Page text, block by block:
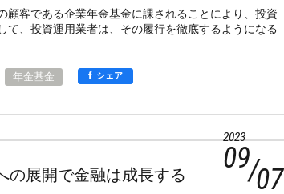
顧客である企業年金基金に課されることにより、投資
て、投資運用業者は、その履行を徹底するようになる
年金基金 f シェア
2023
09
07
の展開で金融は成長する